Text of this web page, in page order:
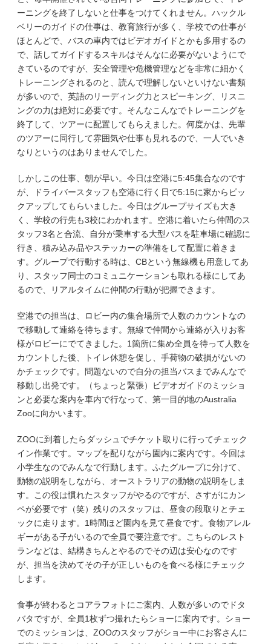
ーニングを終了しないと仕事をつけてくれません。ハックル
ベリーのガイドの仕事は、教育旅行が多く、学校での仕事が
ほとんどで、バスの車内ではビデオガイドとかも多用するの
で、話してガイドするスキルはそんなに必要がないようにで
きているのですが、安全管理や危機管理などを非常に細かく
トレーニングされるのと、読んで理解しないといけない書類
が多いので、英語のリーディング力とスピーキング、リスニ
ングの力は絶対に必要です。そんなこんなでトレーニングを
終了して、ツアーに配置してもらえました。何度かは、先輩
のツアーに同行して雰囲気や仕事も見れるので、一人でいき
なりというのはありませんでした。
しかしこの仕事、朝が早い。今日は空港に5:45集合なのです
が、ドライバースタッフも空港に行く日で5:15に家からピッ
クアップしてもらいました。今日はグループサイズも大き
く、学校の行先も3校にわかれます。空港に着いたら仲間のス
タッフ3名と合流、自分が乗車する大型バスを駐車場に確認に
行き、積み込み品やステッカーの準備をして配置に着きま
す。グループで行動する時は、CBという無線機も用意してあ
り、スタッフ同士のコミュニケーションも取れる様にしてあ
るので、リアルタイムに仲間の行動が把握できます。
空港での担当は、ロビー内の集合場所で人数のカウントなの
で移動して連絡を待ちます。無線で仲間から連絡が入りお客
様がロビーにでてきました。1箇所に集め全員を待って人数を
カウントした後、トイレ休憩を促し、手荷物の破損がないの
かチェックです。問題ないので自分の担当バスまでみんなで
移動し出発です。（ちょっと緊張）ビデオガイドのミッショ
ンと必要な案内を車内で行なって、第一目的地のAustralia
Zooに向かいます。
ZOOに到着したらダッシュでチケット取りに行ってチェック
イン作業です。マップを配りながら園内に案内です。今回は
小学生なのでみんなで行動します。ふたグループに分けて、
動物の説明をしながら、オーストラリアの動物の説明をしま
す。この役は慣れたスタッフがやるのですが、さすがにカン
ペが必要です（笑）残りのスタッフは、昼食の段取りとチェ
ックに走ります。1時間ほど園内を見て昼食です。食物アレル
ギーがある子がいるので全員で要注意です。こちらのレスト
ランなどは、結構きちんとやるのでその辺は安心なのです
が、担当を決めてその子が正しいものを食べる様にチェック
します。
食事が終わるとコアラフォトにご案内、人数が多いのでドタ
バタですが、全員1枚ずつ撮れたらショーに案内です。ショー
でのミッションは、ZOOのスタッフがショー中にお客さんに